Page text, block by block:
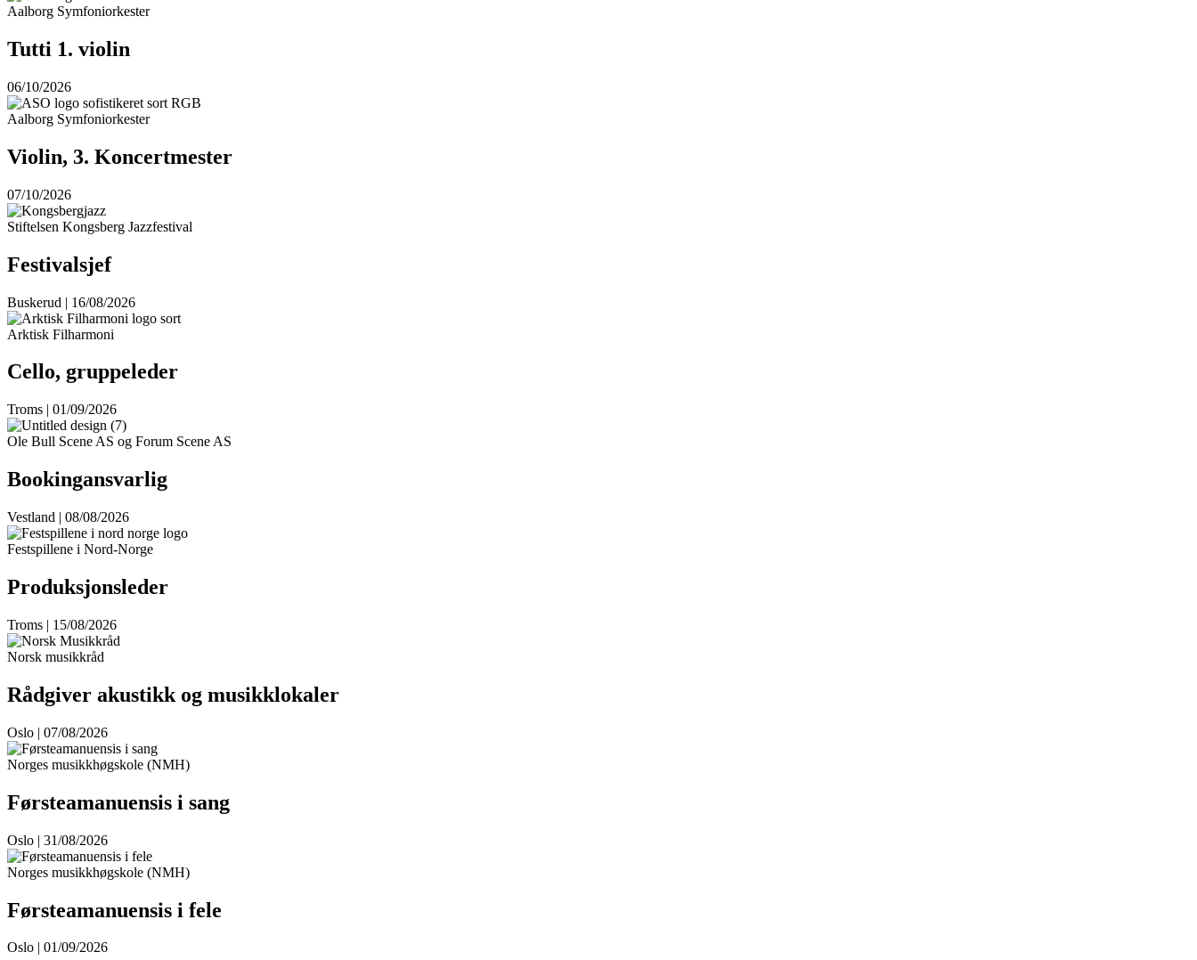
Aalborg Symfoniorkester
Tutti 1. violin
06/10/2026
Aalborg Symfoniorkester
Violin, 3. Koncertmester
07/10/2026
Stiftelsen Kongsberg Jazzfestival
Festivalsjef
Buskerud | 16/08/2026
Arktisk Filharmoni
Cello, gruppeleder
Troms | 01/09/2026
Ole Bull Scene AS og Forum Scene AS
Bookingansvarlig
Vestland | 08/08/2026
Festspillene i Nord-Norge
Produksjonsleder
Troms | 15/08/2026
Norsk musikkråd
Rådgiver akustikk og musikklokaler
Oslo | 07/08/2026
Norges musikkhøgskole (NMH)
Førsteamanuensis i sang
Oslo | 31/08/2026
Norges musikkhøgskole (NMH)
Førsteamanuensis i fele
Oslo | 01/09/2026